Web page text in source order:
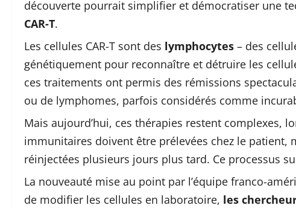
découverte pourrait simplifier et démocratiser une
CAR-T.
Les cellules CAR-T sont des lymphocytes – des
génétiquement pour reconnaître et détruire les
ces traitements ont permis des rémissions
ou de lymphomes, parfois considérés comme
Mais aujourd’hui, ces thérapies restent complexes,
immunitaires doivent être prélevées chez le
réinjectées plusieurs jours plus tard. Ce processus
La nouveauté mise au point par l’équipe franco-
de modifier les cellules en laboratoire, les